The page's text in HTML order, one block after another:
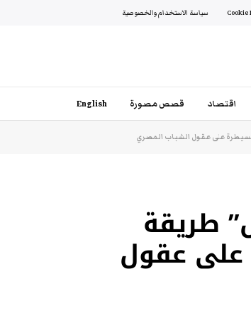
Cookie سياسة الاستخدام والخصوصية
اقتصاد قصص مصورة English
على عقول الشباب المصري
طريقة
على عقول